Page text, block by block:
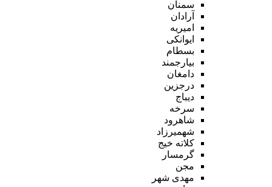
سمنان
آرادان
امیریه
ایوانکی
بسطام
بیارجمند
دامغان
درجزین
دیباج
سرخه
شاهرود
شهمیرزاد
کلاته خیج
گرمسار
مجن
مهدی شهر